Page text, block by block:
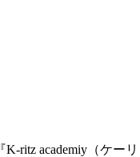
ritz academiy（ケ